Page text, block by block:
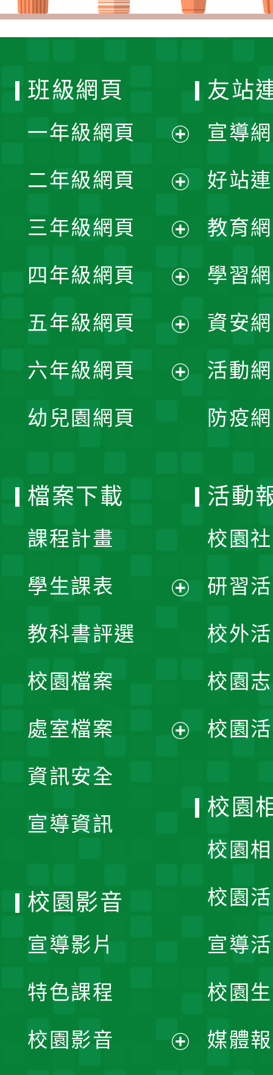
班級網頁
一年級網頁
開
選
單
二年級網頁
開
選
單
三年級網頁
開
選
單
四年級網頁
開
選
五年級網頁
開
六年級網頁
幼兒園網頁
友站
宣導
好站
教育
學習
資安
活動
防疫
檔案下載
課程計畫
學生課表
單
教科書評選
校園檔案
處室檔案
資訊安全
宣導資訊
活動
校園
研習
校外
校園
校園
校園
校園
校園
宣導
校園
媒體
校園影音
宣導影片
特色課程
校園影音